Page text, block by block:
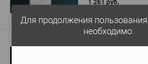
1 261 руб.
Пьедестал
Для продолжения
необходимо: